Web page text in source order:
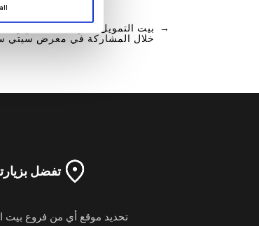
Post
navigation
بيت التمويل الكويتي – البحرين
خلال المشاركة في معرض سيتي
→
تفضل
تحديد موقع أي من فروع بيت